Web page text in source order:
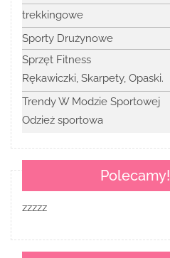
trekkingowe
Sporty Drużynowe
Sprzęt Fitness
Rękawiczki, Skarpety, Opaski.
Trendy W Modzie Sportowej
Odzież sportowa
Polecamy!
zzzzz